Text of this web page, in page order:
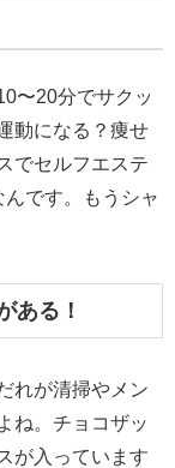
〜20分でサクッ
動になる？痩せ
でセルフエステ
です。もうシャ
ある！
れが清掃やメン
ね。チョコザッ
が入っています